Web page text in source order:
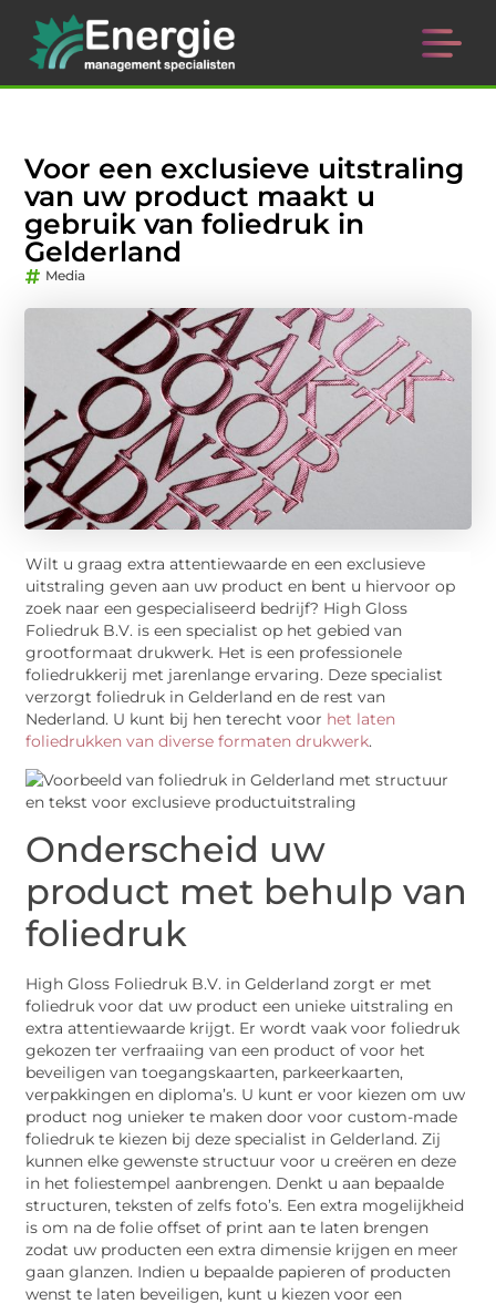
Voor een exclusieve uitstraling
van uw product maakt u
gebruik van foliedruk in
Gelderland
Media
Wilt u graag extra attentiewaarde en een exclusieve
uitstraling geven aan uw product en bent u hiervoor op
zoek naar een gespecialiseerd bedrijf? High Gloss
Foliedruk B.V. is een specialist op het gebied van
grootformaat drukwerk. Het is een professionele
foliedrukkerij met jarenlange ervaring. Deze specialist
verzorgt foliedruk in Gelderland en de rest van
Nederland. U kunt bij hen terecht voor het laten
foliedrukken van diverse formaten drukwerk.
Onderscheid uw
product met behulp van
foliedruk
High Gloss Foliedruk B.V. in Gelderland zorgt er met
foliedruk voor dat uw product een unieke uitstraling en
extra attentiewaarde krijgt. Er wordt vaak voor foliedruk
gekozen ter verfraaiing van een product of voor het
beveiligen van toegangskaarten, parkeerkaarten,
verpakkingen en diploma’s. U kunt er voor kiezen om uw
product nog unieker te maken door voor custom-made
foliedruk te kiezen bij deze specialist in Gelderland. Zij
kunnen elke gewenste structuur voor u creëren en deze
in het foliestempel aanbrengen. Denkt u aan bepaalde
structuren, teksten of zelfs foto’s. Een extra mogelijkheid
is om na de folie offset of print aan te laten brengen
zodat uw producten een extra dimensie krijgen en meer
gaan glanzen. Indien u bepaalde papieren of producten
wenst te laten beveiligen, kunt u kiezen voor een